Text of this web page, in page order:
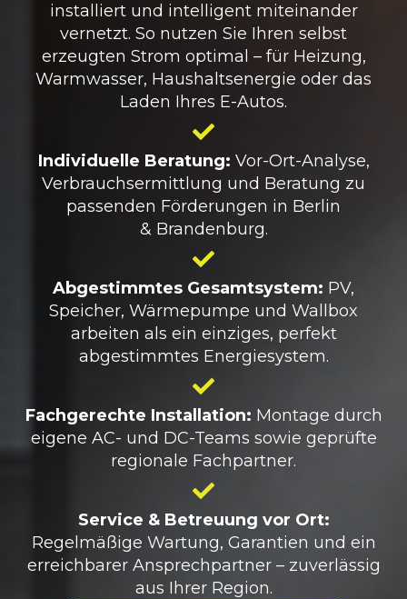
installiert und intelligent miteinander
vernetzt. So nutzen Sie Ihren selbst
erzeugten Strom optimal – für Heizung,
Warmwasser, Haushaltsenergie oder das
Laden Ihres E-Autos.
Individuelle Beratung: Vor-Ort-Analyse,
Verbrauchsermittlung und Beratung zu
passenden Förderungen in Berlin
& Brandenburg.
Abgestimmtes Gesamtsystem: PV,
Speicher, Wärmepumpe und Wallbox
arbeiten als ein einziges, perfekt
abgestimmtes Energiesystem.
Fachgerechte Installation: Montage durch
eigene AC- und DC-Teams sowie geprüfte
regionale Fachpartner.
Service & Betreuung vor Ort:
Regelmäßige Wartung, Garantien und ein
erreichbarer Ansprechpartner – zuverlässig
aus Ihrer Region.